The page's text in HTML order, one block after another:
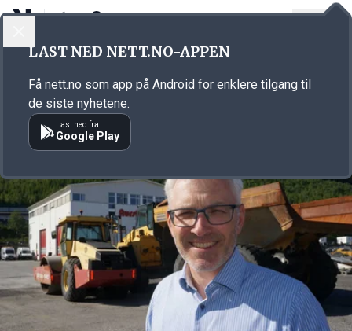
Annonsørinnhold
LAST NED NETT.NO-APPEN
Få nett.no som app på Android for enklere tilgang til
de siste nyhetene.
Last ned fra
Google Play